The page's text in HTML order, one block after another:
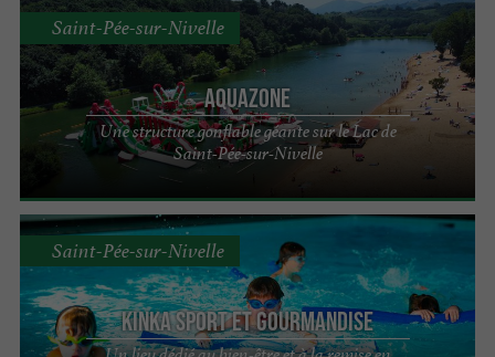
Aquazone
Une structure gonflable géante sur le Lac de
Saint-Pée-sur-Nivelle
Saint-Pée-sur-Nivelle
Kinka Sport et Gourmandise
Saint-Pée-sur-Nivelle